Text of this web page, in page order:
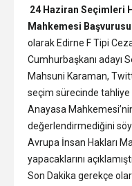
24 Haziran Seçimleri
Mahkemesi Başvurusu
olarak Edirne F Tipi
Cumhurbaşkanı adayı
Mahsuni Karaman,
seçim sürecinde
Anayasa
değerlendirmediğini
Avrupa İnsan Hakları
yapacaklarını
Son Dakika gerekçe